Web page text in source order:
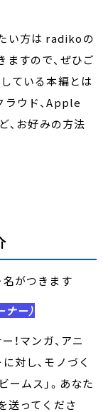
い方は radikoの
すので、ぜひご
ている本編とは
ラウド、Apple
お好みの方法
がつきます
ー）
！マンガ、アニ
対し、モノづく
ームス」。あなた
送ってくださ